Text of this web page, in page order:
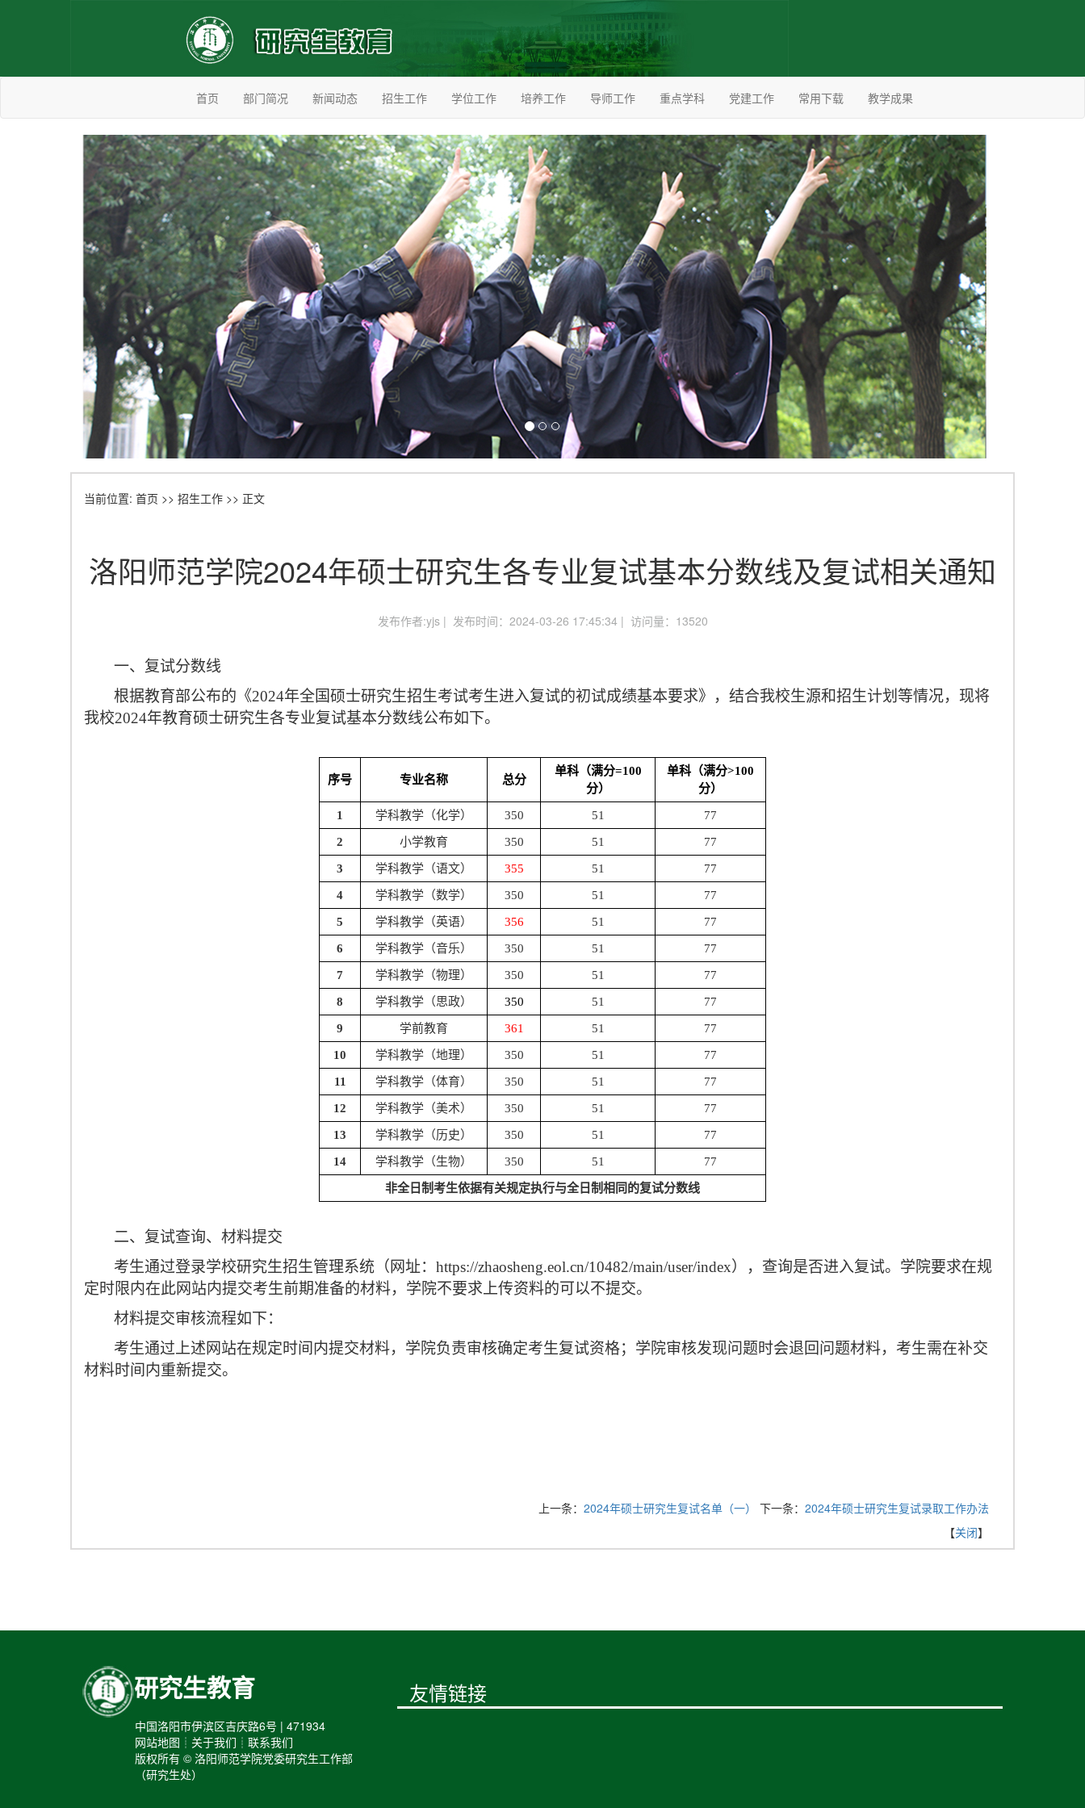
首页 部门简况 新闻动态 招生工作 学位工作 培养工作 导师工作 重点学科 党建工作 常用下载 教学成果
当前位置: 首页 >> 招生工作 >> 正文
洛阳师范学院2024年硕士研究生各专业复试基本分数线及复试相关通知
发布作者:yjs | 发布时间：2024-03-26 17:45:34 | 访问量： 13520
一、复试分数线
根据教育部公布的《2024年全国硕士研究生招生考试考生进入复试的初试成绩基本要求》，结合我校生源和招生计划等情况，现将
我校2024年教育硕士研究生各专业复试基本分数线公布如下。
序号 专业名称 总分
单科（满分=100
分）
单科（满分>100
分）
1 学科教学（化学） 350 51 77
2 小学教育 350 51 77
3 学科教学（语文） 355 51 77
4 学科教学（数学） 350 51 77
5 学科教学（英语） 356 51 77
6 学科教学（音乐） 350 51 77
7 学科教学（物理） 350 51 77
8 学科教学（思政） 350 51 77
9 学前教育 361 51 77
10 学科教学（地理） 350 51 77
11 学科教学（体育） 350 51 77
12 学科教学（美术） 350 51 77
13 学科教学（历史） 350 51 77
14 学科教学（生物） 350 51 77
非全日制考生依据有关规定执行与全日制相同的复试分数线
二、复试查询、材料提交
考生通过登录学校研究生招生管理系统（网址： https://zhaosheng.eol.cn/10482/main/user/index），查询是否进入复试。学院要求在规
定时限内在此网站内提交考生前期准备的材料，学院不要求上传资料的可以不提交。
材料提交审核流程如下：
考生通过上述网站在规定时间内提交材料，学院负责审核确定考生复试资格；学院审核发现问题时会退回问题材料，考生需在补交
材料时间内重新提交。
上一条： 2024年硕士研究生复试名单（一） 下一条： 2024年硕士研究生复试录取工作办法
【关闭】
研究生教育
中国洛阳市伊滨区吉庆路6号 | 471934
网站地图┊关于我们┊联系我们
版权所有 © 洛阳师范学院党委研究生工作部
（研究生处）
友情链接